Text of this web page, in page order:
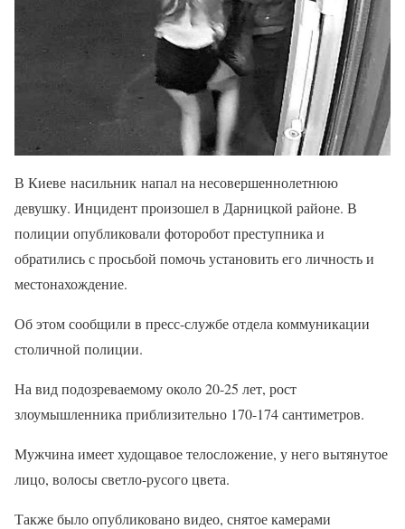
В Киеве насильник напал на несовершеннолетнюю
девушку. Инцидент произошел в Дарницкой районе. В
полиции опубликовали фоторобот преступника и
обратились с просьбой помочь установить его личность и
местонахождение.
Об этом сообщили в пресс-службе отдела коммуникации
столичной полиции.
На вид подозреваемому около 20-25 лет, рост
злоумышленника приблизительно 170-174 сантиметров.
Мужчина имеет худощавое телосложение, у него вытянутое
лицо, волосы светло-русого цвета.
Также было опубликовано видео, снятое камерами